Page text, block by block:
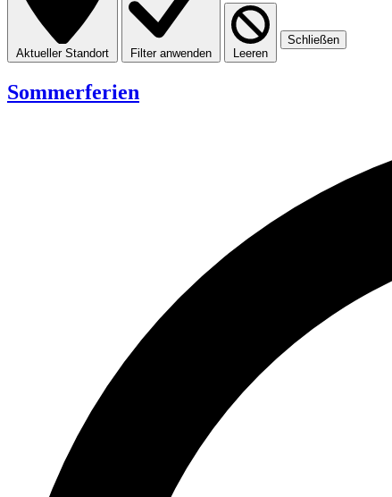
Aktueller Standort Filter anwenden Leeren
Schließen
Sommerferien